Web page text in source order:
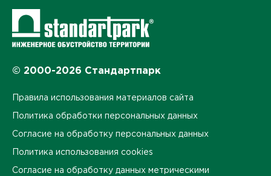
© 2000-2026 Стандартпарк
Правила использования материалов сайта
Политика обработки персональных данных
Согласие на обработку персональных данных
Политика использования cookies
Согласие на обработку данных метрическими